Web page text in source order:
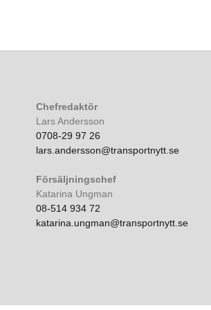
Chefredaktör
Lars Andersson
0708-29 97 26
lars.andersson@transportnytt.se
Försäljningschef
Katarina Ungman
08-514 934 72
katarina.ungman@transportnytt.se